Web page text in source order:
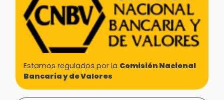
Estamos regulados por la Comisión Nacional
Bancaria y de Valores